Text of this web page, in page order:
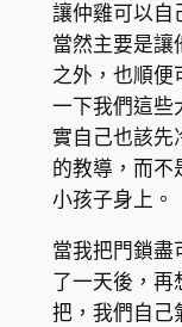
讓仲雞可以自
當然主要是讓
之外，也順便
一下我們這些
實自己也該先
的教導，而不
小孩子身上。
當我把門鎖盡
了一天後，再
把，我們自己